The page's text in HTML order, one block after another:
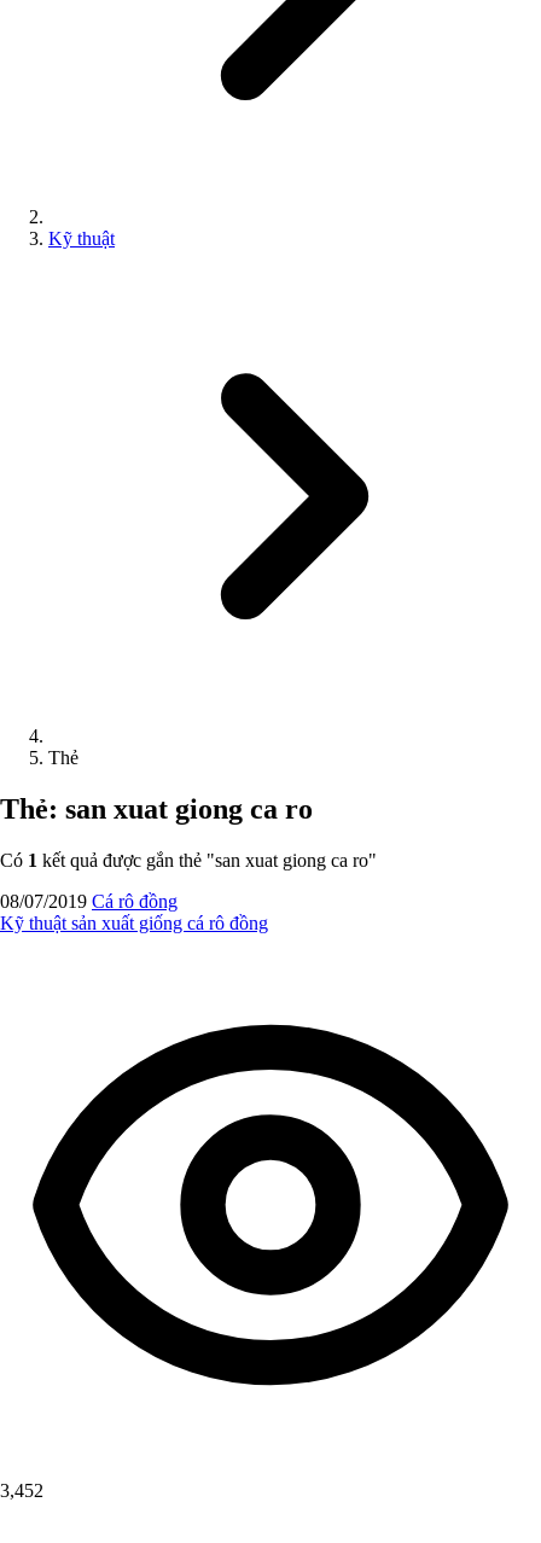
Kỹ thuật
Thẻ
Thẻ: san xuat giong ca ro
Có 1 kết quả được gắn thẻ "san xuat giong ca ro"
08/07/2019 Cá rô đồng
Kỹ thuật sản xuất giống cá rô đồng
3,452